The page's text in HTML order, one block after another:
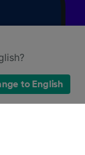
to English